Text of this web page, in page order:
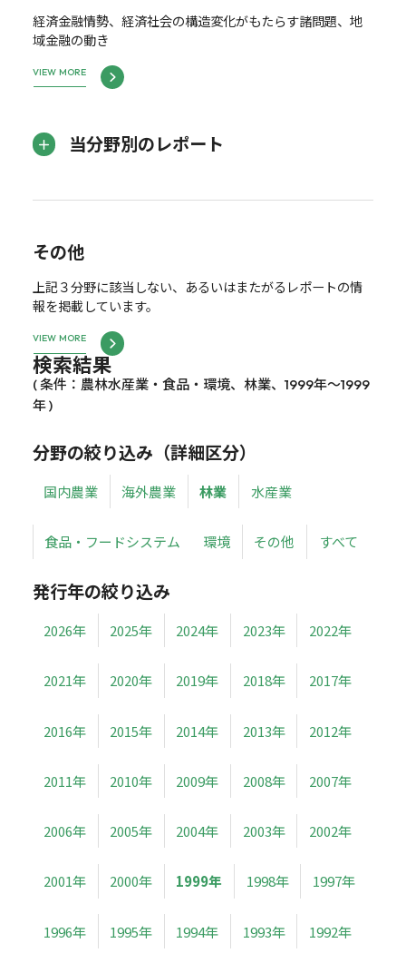
経済金融情勢、経済社会の構造変化がもたらす諸問題、地
域金融の動き
VIEW MORE
当分野別のレポート
その他
上記３分野に該当しない、あるいはまたがるレポートの情
報を掲載しています。
VIEW MORE
検索結果
( 条件：農林水産業・食品・環境、林業、1999年～1999
年 )
分野の絞り込み（詳細区分）
国内農業 海外農業 林業 水産業
食品・フードシステム 環境 その他 すべて
発行年の絞り込み
2026年 2025年 2024年 2023年 2022年
2021年 2020年 2019年 2018年 2017年
2016年 2015年 2014年 2013年 2012年
2011年 2010年 2009年 2008年 2007年
2006年 2005年 2004年 2003年 2002年
2001年 2000年 1999年 1998年 1997年
1996年 1995年 1994年 1993年 1992年